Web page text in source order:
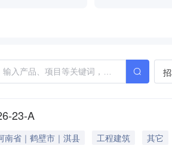
23-A
南省｜鹤壁市｜淇县 工程建筑
其它